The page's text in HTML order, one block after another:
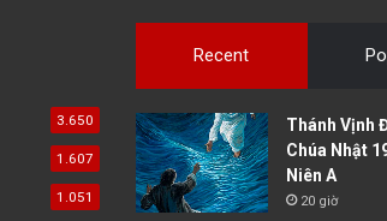
3.650
1.607
1.051
Recent
Thánh Vịnh
Chúa Nhật
Niên A
20 giờ